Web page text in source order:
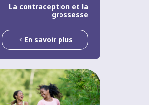
La contraception et la
grossesse
En savoir plus